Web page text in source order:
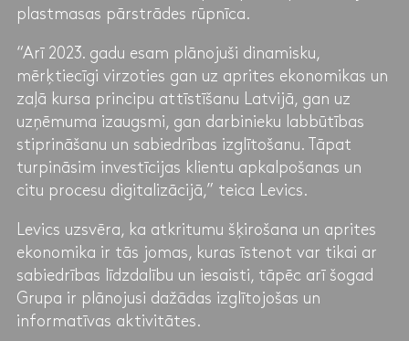
plastmasas pārstrādes rūpnīca.
“Arī 2023. gadu esam plānojuši dinamisku,
mērķtiecīgi virzoties gan uz aprites ekonomikas un
zaļā kursa principu attīstīšanu Latvijā, gan uz
uzņēmuma izaugsmi, gan darbinieku labbūtības
stiprināšanu un sabiedrības izglītošanu. Tāpat
turpināsim investīcijas klientu apkalpošanas un
citu procesu digitalizācijā,” teica Levics.
Levics uzsvēra, ka atkritumu šķirošana un aprites
ekonomika ir tās jomas, kuras īstenot var tikai ar
sabiedrības līdzdalību un iesaisti, tāpēc arī šogad
Grupa ir plānojusi dažādas izglītojošas un
informatīvas aktivitātes.